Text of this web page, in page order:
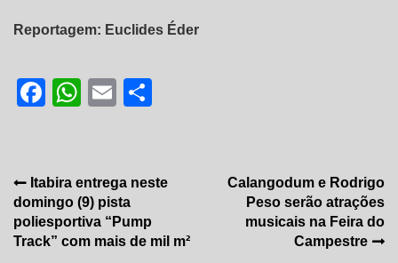
Reportagem: Euclides Éder
Facebook
WhatsApp
Email
Navegação
de
Post
Itabira entrega neste
domingo (9) pista
poliesportiva “Pump
Track” com mais de mil m²
Calangodum e Rodrigo
Peso serão atrações
musicais na Feira do
Campestre